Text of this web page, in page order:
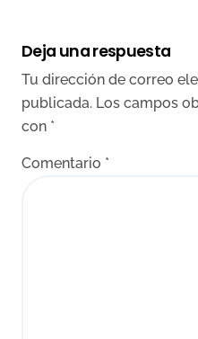
Deja una respuesta
Tu dirección de correo
publicada. Los campos
con *
Comentario *